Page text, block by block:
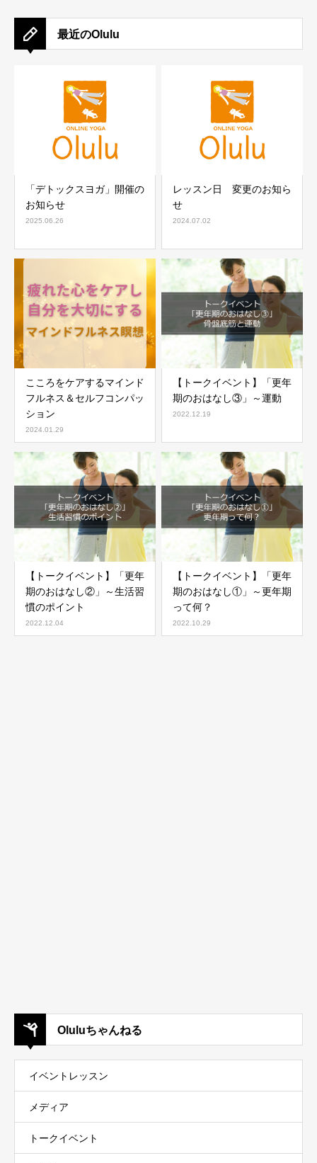
最近のOlulu
「デトックスヨガ」開催の
お知らせ
2025.06.26
レッスン日 変更のお知ら
せ
2024.07.02
こころをケアするマインド
フルネス＆セルフコンパッ
ション
2024.01.29
【トークイベント】「更年
期のおはなし③」～運動
2022.12.19
【トークイベント】「更年
期のおはなし②」～生活習
慣のポイント
2022.12.04
【トークイベント】「更年
期のおはなし①」～更年期
って何？
2022.10.29
Oluluちゃんねる
イベントレッスン
メディア
トークイベント